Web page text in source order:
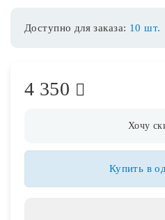
Предметы интерьера
Доступно для заказа: 10 шт.
4 350
Хочу
Купить в